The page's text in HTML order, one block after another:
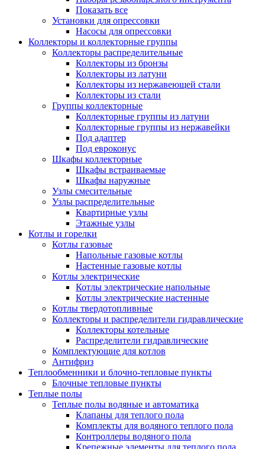
Показать все
Установки для опрессовки
Насосы для опрессовки
Коллекторы и коллекторные группы
Коллекторы распределительные
Коллекторы из бронзы
Коллекторы из латуни
Коллекторы из нержавеющей стали
Коллекторы из стали
Группы коллекторные
Коллекторные группы из латуни
Коллекторные группы из нержавейки
Под адаптер
Под евроконус
Шкафы коллекторные
Шкафы встраиваемые
Шкафы наружные
Узлы смесительные
Узлы распределительные
Квартирные узлы
Этажные узлы
Котлы и горелки
Котлы газовые
Напольные газовые котлы
Настенные газовые котлы
Котлы электрические
Котлы электрические напольные
Котлы электрические настенные
Котлы твердотопливные
Коллекторы и распределители гидравлические
Коллекторы котельные
Распределители гидравлические
Комплектующие для котлов
Антифриз
Теплообменники и блочно-тепловые пункты
Блочные тепловые пункты
Теплые полы
Теплые полы водяные и автоматика
Клапаны для теплого пола
Комплекты для водяного теплого пола
Контроллеры водяного пола
Крепежные элементы для теплого пола